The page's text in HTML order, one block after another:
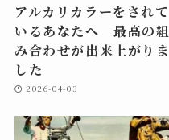
アルカリカラーをされて
いるあなたへ 最高の組
み合わせが出来上がりま
した
2026-04-03